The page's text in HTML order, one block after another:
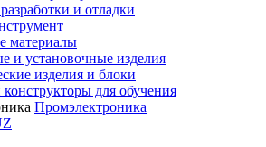
и отладки
материалы
и установочные изделия
изделия и блоки
для обучения
Промэлектроника